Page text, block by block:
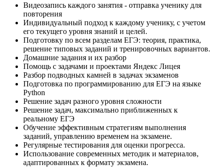
Видеозапись каждого занятия - отправка ученику для
повторения
Индивидуальный подход к каждому ученику, с учетом
его текущего уровня знаний и целей.
Подготовку по всем разделам ЕГЭ: теория, практика,
решение типовых заданий и тренировочных вариантов.
Домашние задания и их разбор
Помощь с задачами и проектами Яндекс Лицея
Разбор подводных камней в задачах экзаменов
Подготовка по программированию для ЕГЭ на языке
Python
Решение задач разного уровня сложности
Решение задач, максимально приближенных к
реальному ЕГЭ
Обучение эффективным стратегиям выполнения
заданий, управлению временем на экзамене.
Регулярные тестирования для оценки прогресса.
Использование современных методик и материалов,
адаптированных к формату экзамена.